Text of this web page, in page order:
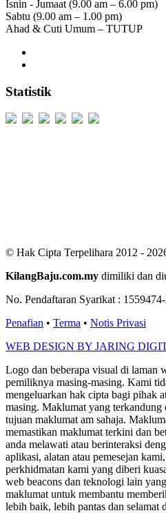
Isnin - Jumaat (9.00 am – 6.00 pm)
Sabtu (9.00 am – 1.00 pm)
Ahad & Cuti Umum – TUTUP
Statistik
© Hak Cipta Terpelihara 2012 -
KilangBaju.com.my dimiliki dan
No. Pendaftaran Syarikat :
Penafian • Terma • Notis Privasi
WEB DESIGN BY JARING
Logo dan beberapa visual di laman
pemiliknya masing-masing. Kami
mengeluarkan hak cipta bagi pihak
masing. Maklumat yang
tujuan maklumat am sahaja.
memastikan maklumat terkini dan
anda melawati atau berinteraksi
aplikasi, alatan atau pemesejan
perkhidmatan kami yang diberi
web beacons dan teknologi lain
maklumat untuk membantu
lebih baik, lebih pantas dan selamat